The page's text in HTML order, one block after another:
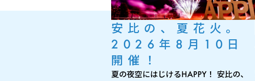
安比の、夏花火。
2026年8月10日
開催！
夏の夜空にはじけるHAPPY！ 安比の、